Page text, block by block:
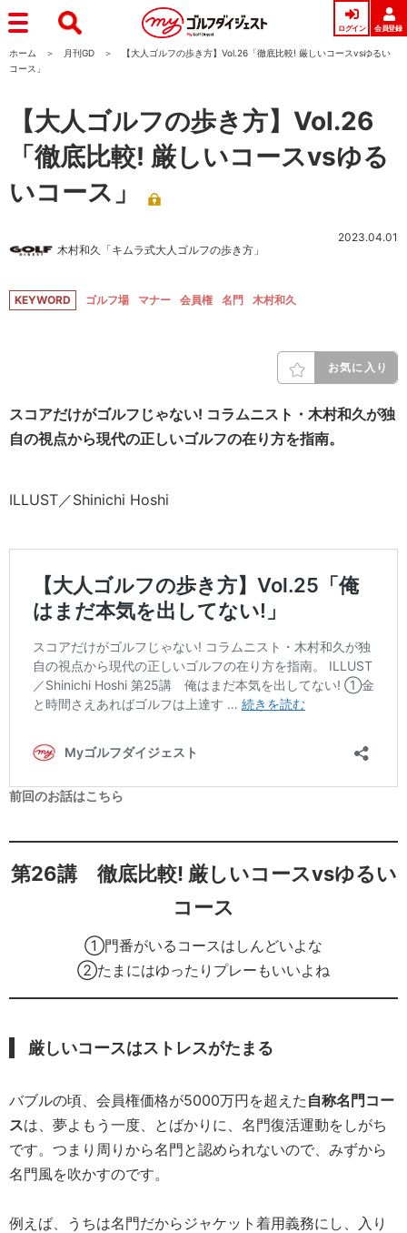
ログイン 会員登録
ホーム 月刊GD
【大人ゴルフの歩き方】Vol.26「徹底比較! 厳しいコースvsゆるい
コース」
【大人ゴルフの歩き方】Vol.26
「徹底比較! 厳しいコースvsゆる
いコース」
木村和久「キムラ式大人ゴルフの歩き方」
2023.04.01
KEYWORD ゴルフ場 マナー 会員権 名門 木村和久
お気に入り
スコアだけがゴルフじゃない! コラムニスト・木村和久が独
自の視点から現代の正しいゴルフの在り方を指南。
ILLUST／Shinichi Hoshi
前回のお話はこちら
第26講 徹底比較! 厳しいコースvsゆるい
コース
①門番がいるコースはしんどいよな
②たまにはゆったりプレーもいいよね
厳しいコースはストレスがたまる
バブルの頃、会員権価格が5000万円を超えた 自称名門コー
スは、夢よもう一度、とばかりに、名門復活運動をしがち
です。つまり周りから名門と認められないので、みずから
名門風を吹かすのです。
例えば、うちは名門だからジャケット着用義務にし、入り